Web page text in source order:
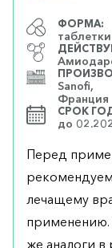
ФОРМА:
таблетки
Sanofi,
Франция
СРОК
до
Перед
рекомендуем
лечащему
применению.
же аналоги в